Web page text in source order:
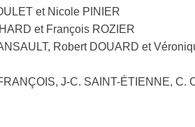
et Nicole PINIER
et François ROZIER
Robert DOUARD et
J-C. SAINT-ÉTIENNE, C.